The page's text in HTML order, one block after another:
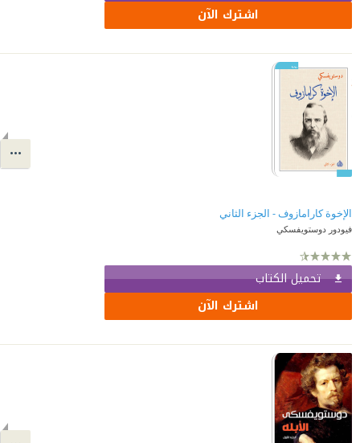
اشترك الآن
الإخوة كارامازوف - الجزء الثاني
فيودور دوستويفسكي
تحميل الكتاب
اشترك الآن